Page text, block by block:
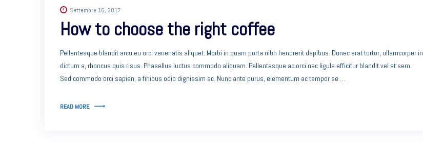
Settembre 16, 2017
How to choose the right coffee
Pellentesque blandit arcu eu orci venenatis aliquet. Morbi in quam porta nibh hendrerit dapibus. Donec erat tortor, ullamcorper in
dictum a, rhoncus quis risus. Phasellus luctus commodo aliquam. Pellentesque ac orci nec ligula efficitur blandit vel at sem.
Sed commodo orci sapien, a finibus odio dignissim ac. Nunc ante purus, elementum ac tempor se …
READ MORE